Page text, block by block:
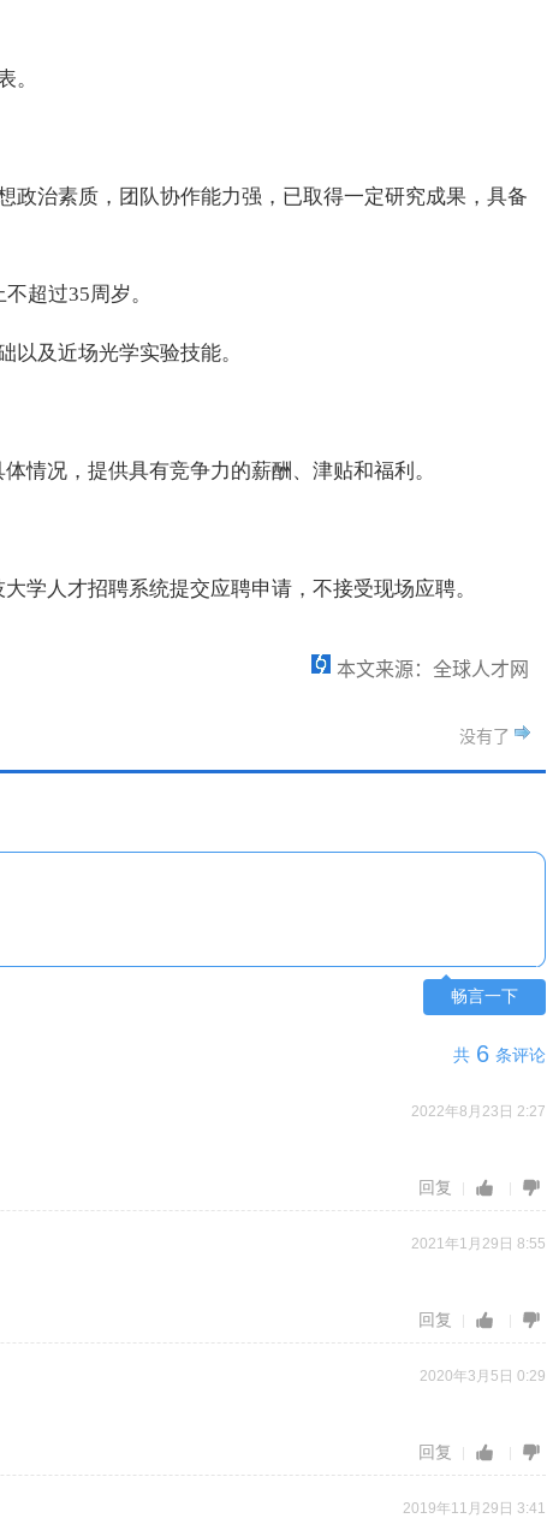
。
政治素质，团队协作能力强，已取得一定研究成果，具备
超过35周岁。
以及近场光学实验技能。
情况，提供具有竞争力的薪酬、津贴和福利。
学人才招聘系统提交应聘申请，不接受现场应聘。
本文来源：全球人才网
没有了
畅言一下
共 6 条评论
2022年8月23日 2:27
回复
2021年1月29日 8:55
回复
2020年3月5日 0:29
回复
2019年11月29日 3:41